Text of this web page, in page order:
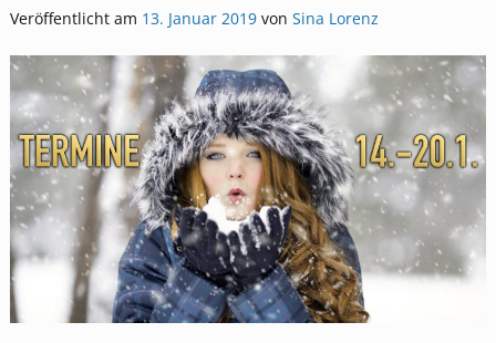
Veröffentlicht am 13. Januar 2019 von Sina Lorenz